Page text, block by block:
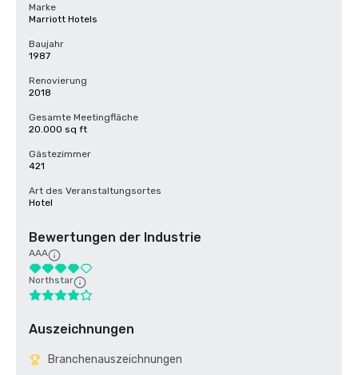
Marke
Marriott Hotels
Baujahr
1987
Renovierung
2018
Gesamte Meetingfläche
20.000 sq ft
Gästezimmer
421
Art des Veranstaltungsortes
Hotel
Bewertungen der Industrie
AAA
Northstar
Auszeichnungen
Branchenauszeichnungen